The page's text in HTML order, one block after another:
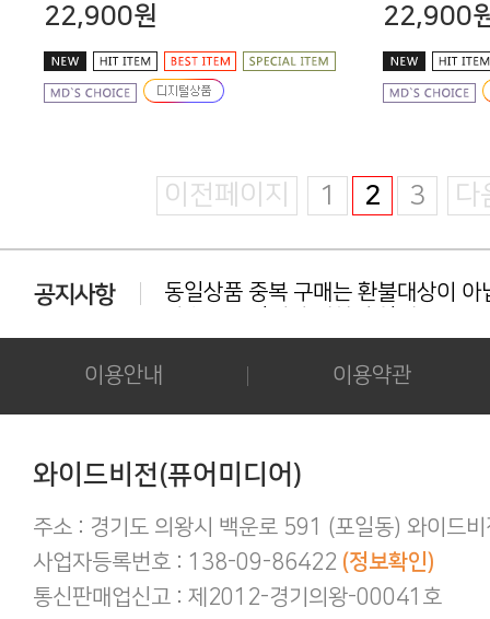
22,900원 22,900
이전페이지 1 2 3 다
동일상품 중복 구매는 환불대상이 아
카드결제 결제 중 '세션만료' 문구 노
후기 작성시 화보의 사진을 공개하시
아이폰/아이패드 등 애플기기 화보집
결제후 다운로드 가능기간은 3일간
간편하게 결제하기!
구매 후 후기작성 방법!
이용안내 이용약관
와이드비전(퓨어미디어)
주소 : 경기도 의왕시 백운로 591 (포일동) 와이드비
사업자등록번호 : 138-09-86422 (정보확인)
통신판매업신고 : 제2012-경기의왕-00041호